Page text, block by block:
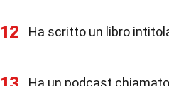
12 Ha scritto un libro
Ha un podcast